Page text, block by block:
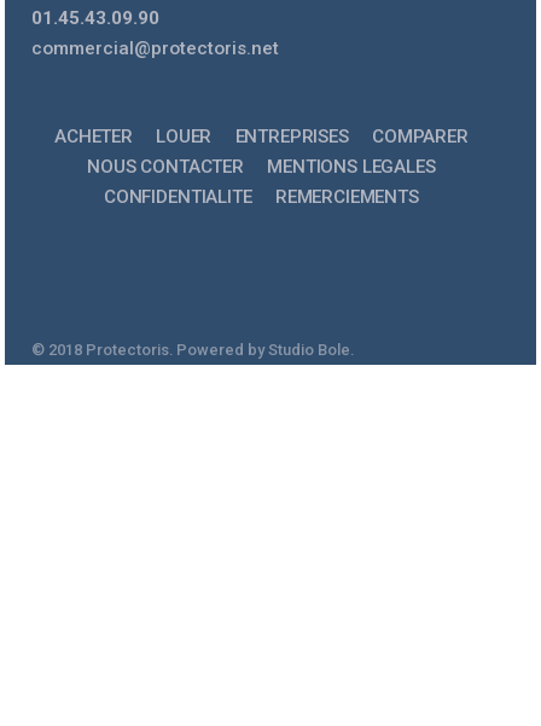
© 2018 Protectoris. Powered by Studio Bole.
01.45.43.09.90
commercial@protectoris.net
ACHETER LOUER ENTREPRISES
COMPARER
NOUS CONTACTER
MENTIONS LEGALES
CONFIDENTIALITE
REMERCIEMENTS